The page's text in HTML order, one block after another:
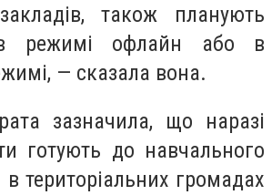
також планують
режимі офлайн або в
— сказала вона.
зазначила, що наразі
готують до навчального
територіальних громадах